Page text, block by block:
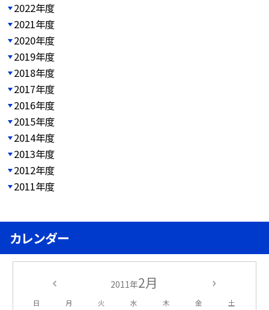
2022年度
2021年度
2020年度
2019年度
2018年度
2017年度
2016年度
2015年度
2014年度
2013年度
2012年度
2011年度
カレンダー
2011年2月
日 月 火 水 木 金 土